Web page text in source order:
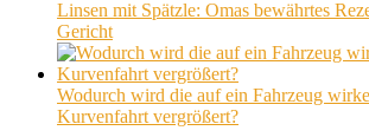
Linsen mit Spätzle: Omas bewährtes
Gericht
Wodurch wird die auf ein Fahrzeug
Kurvenfahrt vergrößert?